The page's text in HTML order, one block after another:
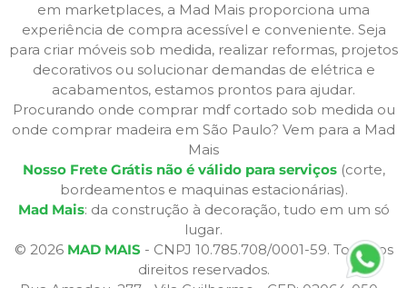
em marketplaces, a Mad Mais proporciona uma
experiência de compra acessível e conveniente. Seja
para criar móveis sob medida, realizar reformas, projetos
decorativos ou solucionar demandas de elétrica e
acabamentos, estamos prontos para ajudar.
Procurando onde comprar mdf cortado sob medida ou
onde comprar madeira em São Paulo? Vem para a Mad
Mais
Nosso Frete Grátis não é válido para serviços(corte,
bordeamentos e maquinas estacionárias).
Mad Mais: da construção à decoração, tudo em um só
lugar.
© 2026 MAD MAIS - CNPJ 10.785.708/0001-59. Todos os
direitos reservados.